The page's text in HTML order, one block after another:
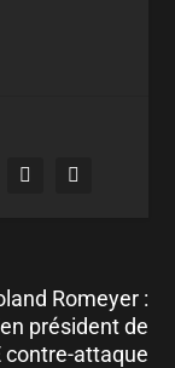
Romeyer :
président de
contre-attaque